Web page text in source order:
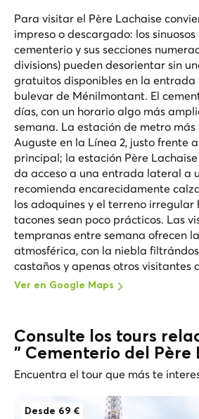
Para visitar el Père Lachaise
impreso o descargado: los sinuosos
cementerio y sus secciones
divisions) pueden desorientar sin
gratuitos disponibles en la
bulevar de Ménilmontant. El
días, con un horario algo más
semana. La estación de metro
Auguste en la Línea 2, justo frente
principal; la estación Père
da acceso a una entrada lateral a
recomienda encarecidamente
los adoquines y el terreno irregular
tacones sean poco prácticos. Las
tempranas entre semana ofrecen
atmosférica, con la niebla
castaños y apenas otros visitantes
Ver en Google Maps
Consulte los tours
" Cementerio del Père
Encuentra el tour que más te
Desde 69 €